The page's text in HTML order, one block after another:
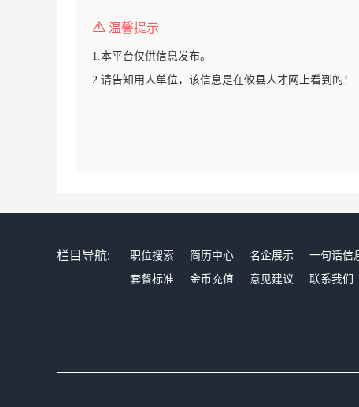
温馨提示
1.本平台仅供信息发布。
2.请告知用人单位，该信息是在攸县人才网上看到的！
栏目导航: 职位搜索 简历中心 名企展示 一句话信
套餐标准
金币充值 意见建议 联系我们